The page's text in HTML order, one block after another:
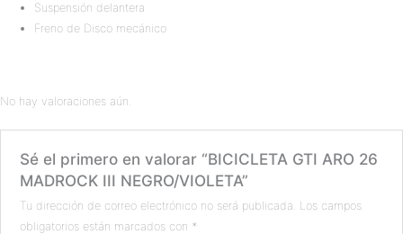
Suspensión delantera
Freno de Disco mecánico
No hay valoraciones aún.
Sé el primero en valorar “BICICLETA GTI ARO 26
MADROCK III NEGRO/VIOLETA”
Tu dirección de correo electrónico no será publicada. Los campos
obligatorios están marcados con *